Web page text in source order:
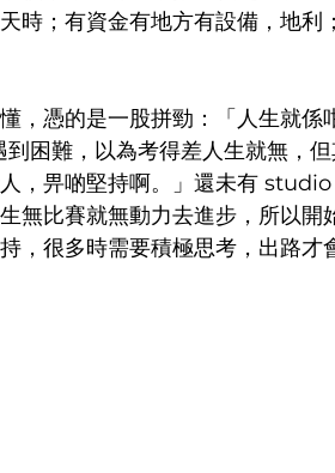
時；有資金有地方有設備，地利
，憑的是一股拼勁：「人生就係
到困難，以為考得差人生就無，
，畀啲堅持啊。」還未有 studio
無比賽就無動力去進步，所以
，很多時需要積極思考，出路才